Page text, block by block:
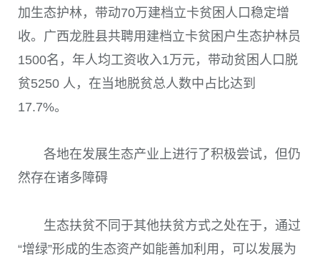
加生态护林，带动70万建档立卡贫困人口稳定增
收。广西龙胜县共聘用建档立卡贫困户生态护林员
1500名，年人均工资收入1万元，带动贫困人口脱
贫5250 人，在当地脱贫总人数中占比达到
17.7%。
各地在发展生态产业上进行了积极尝试，但仍
然存在诸多障碍
生态扶贫不同于其他扶贫方式之处在于，通过
“增绿”形成的生态资产如能善加利用，可以发展为